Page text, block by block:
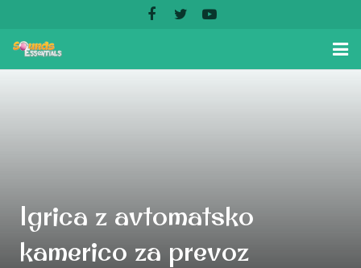
Testimonials
Igrica z avtomatsko
kamerico za prevoz